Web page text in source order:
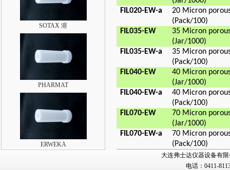
SOTAX 溶
PHARMAT
ERWEKA
FIL020-EW-a
20 Micron
(Pack/100)
FIL035-EW
35 Micron
(Jar/1000)
FIL035-EW-a
35 Micron
(Pack/100)
FIL040-EW
40 Micron
(Jar/1000)
FIL040-EW-a
40 Micron
(Pack/100)
FIL070-EW
70 Micron
(Jar/1000)
FIL070-EW-a
70 Micron
(Pack/100)
大连弗士达仪器设备有限
电话：0411-